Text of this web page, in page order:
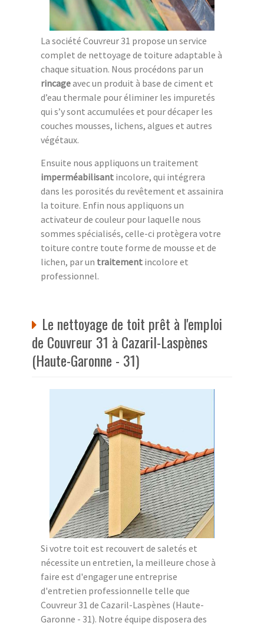
La société Couvreur 31 propose un service
complet de nettoyage de toiture adaptable à
chaque situation. Nous procédons par un
rincageavec un produit à base de ciment et
d’eau thermale pour éliminer les impuretés
qui s’y sont accumulées et pour décaper les
couches mousses, lichens, algues et autres
végétaux.
Ensuite nous appliquons un traitement
imperméabilisant incolore, qui intégrera
dans les porosités du revêtement et assainira
la toiture. Enfin nous appliquons un
activateur de couleur pour laquelle nous
sommes spécialisés, celle-ci protègera votre
toiture contre toute forme de mousse et de
lichen, par un traitement incolore et
professionnel.
Le nettoyage de toit prêt à l'emploi
de Couvreur 31 à Cazaril-Laspènes
(Haute-Garonne - 31)
Si votre toit est recouvert de saletés et
nécessite un entretien, la meilleure chose à
faire est d'engager une entreprise
d'entretien professionnelle telle que
Couvreur 31 de Cazaril-Laspènes (Haute-
Garonne - 31). Notre équipe disposera des